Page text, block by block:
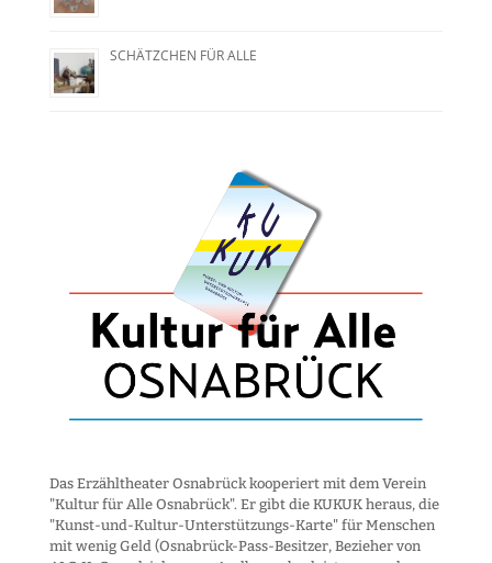
SCHÄTZCHEN FÜR ALLE
Das Erzähltheater Osnabrück kooperiert mit dem Verein
"Kultur für Alle Osnabrück". Er gibt die KUKUK heraus, die
"Kunst-und-Kultur-Unter­stützungs-Karte" für Menschen
mit wenig Geld (Osnabrück-Pass-Besitzer, Bezieher von